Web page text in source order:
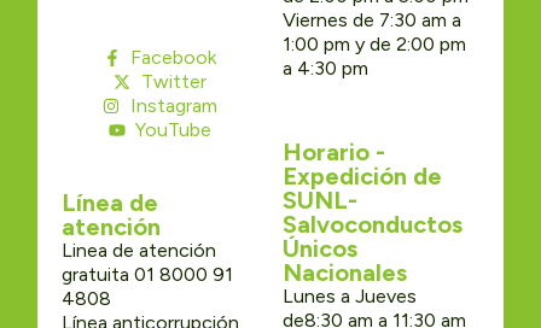
Facebook
Twitter
Instagram
YouTube
Línea de
atención
Linea de atención
gratuita 01 8000 91
4808
Línea anticorrupción
Viernes de 7:30 am a
1:00 pm y de 2:00 pm
a 4:30 pm
Horario -
Expedición de
SUNL-
Salvoconductos
Únicos
Nacionales
Lunes a Jueves
de8:30 am a 11:30 am